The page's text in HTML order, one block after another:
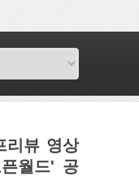
리뷰 영상
월드' 공